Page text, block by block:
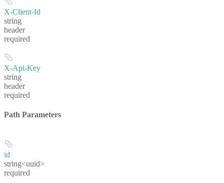
X-Client-Id
string
header
required
X-Api-Key
string
header
required
Path Parameters
id
string<uuid>
required